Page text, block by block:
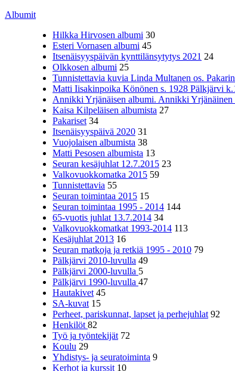
Albumit
Hilkka Hirvosen albumi 30
Esteri Vornasen albumi 45
Itsenäisyyspäivän kynttilänsytytys 2021 24
Olkkosen albumi 25
Tunnistettavia kuvia Linda Multanen os.
Matti Iisakinpoika Könönen s. 1928 Pälkjärvi
Annikki Yrjänäisen albumi. Annikki Yrjänäinen
Kaisa Kilpeläisen albumista 27
Pakariset 34
Itsenäisyyspäivä 2020 31
Vuojolaisen albumista 38
Matti Pesosen albumista 13
Seuran kesäjuhlat 12.7.2015 23
Valkovuokkomatka 2015 59
Tunnistettavia 55
Seuran toimintaa 2015 15
Seuran toimintaa 1995 - 2014 144
65-vuotis juhlat 13.7.2014 34
Valkovuokkomatkat 1993-2014 113
Kesäjuhlat 2013 16
Seuran matkoja ja retkiä 1995 - 2010 79
Pälkjärvi 2010-luvulla 49
Pälkjärvi 2000-luvulla 5
Pälkjärvi 1990-luvulla 47
Hautakivet 45
SA-kuvat 15
Perheet, pariskunnat, lapset ja perhejuhlat 92
Henkilöt 82
Työ ja työntekijät 72
Koulu 29
Yhdistys- ja seuratoiminta 9
Kerhot ja kurssit 10